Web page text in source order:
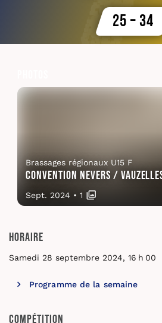
25 – 34
Brassages régionaux U15 F
Convention Nevers /
Sept. 2024 • 1
Horaire
Samedi 28 septembre 2024, 16 h 00
Programme de la semaine
Compétition